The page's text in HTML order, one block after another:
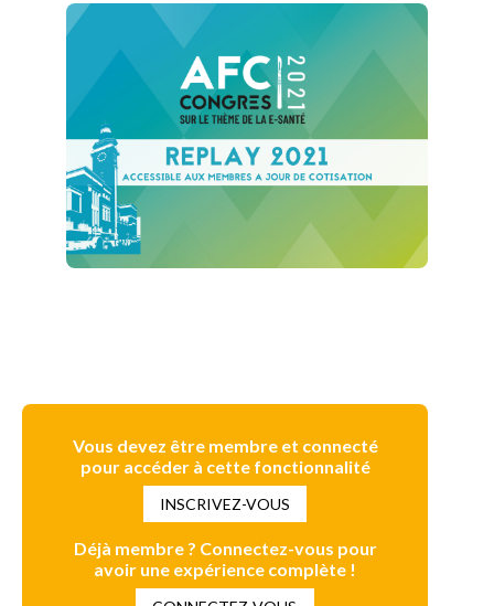
Vous devez être membre et connecté
pour accéder à cette fonctionnalité
INSCRIVEZ-VOUS
Déjà membre ? Connectez-vous pour
avoir une expérience complète !